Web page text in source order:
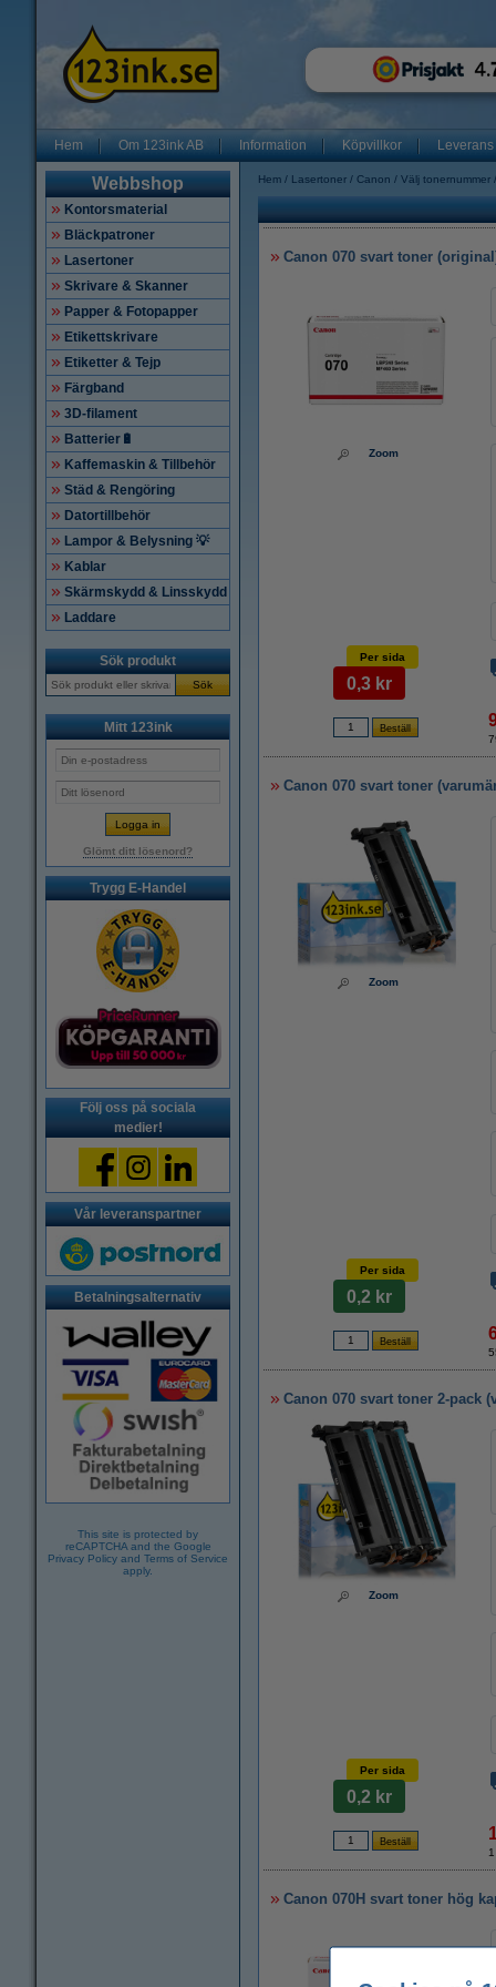
Hem Om 123ink AB Information Köpvillkor Leverans
Webbshop
Kontorsmaterial
Bläckpatroner
Lasertoner
Skrivare & Skanner
Papper & Fotopapper
Etikettskrivare
Etiketter & Tejp
Färgband
3D-filament
Batterier🔋
Kaffemaskin & Tillbehör
Städ & Rengöring
Datortillbehör
Lampor & Belysning 💡
Kablar
Skärmskydd & Linsskydd
Laddare
Sök produkt
Sök
Mitt 123ink
Glömt ditt lösenord?
Trygg E-Handel
Följ oss på sociala
medier!
Vår leveranspartner
Betalningsalternativ
This site is protected by
reCAPTCHA and the Google
Privacy Policy and Terms of Service
apply.
Hem Lasertoner Canon Välj tonernummer
Canon 070 svart toner
Zoom
Per sida
0,3 kr
Canon 070 svart toner
Zoom
Per sida
0,2 kr
Canon 070 svart toner 2-pack
Zoom
Per sida
0,2 kr
Canon 070H svart toner hög